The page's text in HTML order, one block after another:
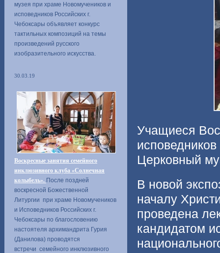
музея при храме Новомучеников и
исповедников Российских г.
Чебоксары объявляет конкурс
тактильных композиций на темы
произведений русского
изобразительного искусства.
30.03.19
Воскресные занятия семейного
инклюзивного клуба «Солнечная
колыбель». После поздней
воскресной Божественной
Литургии при храме Новомучеников
и Исповедников Российских г.
Чебоксары по благословению
настоятеля архимандрита Гурия
(Данилова) проводятся
встречи семейного инклюзивного
Учащиеся
Церковный
В новой
началу
проведена
кандидатом